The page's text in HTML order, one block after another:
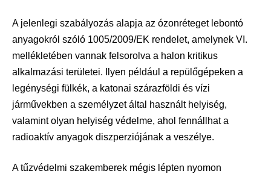
A jelenlegi szabályozás alapja az ózonréteget lebontó
anyagokról szóló 1005/2009/EK rendelet, amelynek VI.
mellékletében vannak felsorolva a halon kritikus
alkalmazási területei. Ilyen például a repülőgépeken a
legénységi fülkék, a katonai szárazföldi és vízi
járművekben a személyzet által használt helyiség,
valamint olyan helyiség védelme, ahol fennállhat a
radioaktív anyagok diszperziójának a veszélye.
A tűzvédelmi szakemberek mégis lépten nyomon